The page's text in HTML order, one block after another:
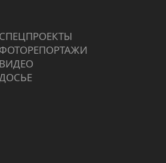
СПЕЦПРОЕКТЫ
ФОТОРЕПОРТАЖИ
ВИДЕО